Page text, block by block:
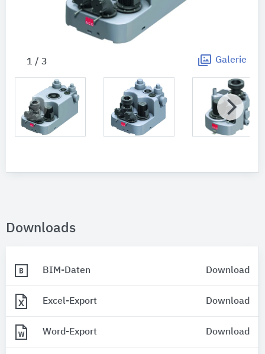
1 / 3 Galerie
Downloads
BIM-Daten Download
Excel-Export Download
Word-Export Download